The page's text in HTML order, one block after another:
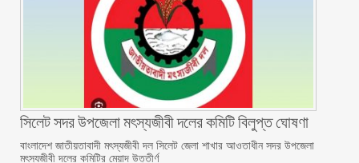
‎সিলেট সদর উপজেলা মৎস্যজীবী দলের কমিটি বিলুপ্ত ঘোষণা
‎বাংলাদেশ জাতীয়তাবাদী মৎস্যজীবী দল সিলেট জেলা শাখার আওতাধীন সদর উপজেলা
মৎস্যজীবী দলের কমিটির মেয়াদ উত্তীর্ণ